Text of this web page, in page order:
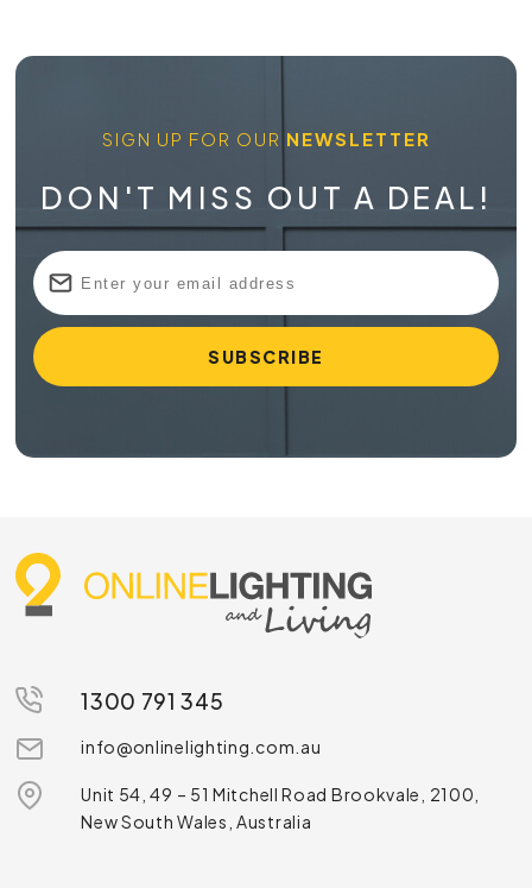
SIGN UP FOR OUR NEWSLETTER
DON'T MISS OUT A DEAL!
1300 791 345
info@onlinelighting.com.au
Unit 54, 49 – 51 Mitchell Road Brookvale, 2100,
New South Wales, Australia